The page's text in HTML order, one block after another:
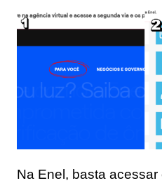
Na Enel, basta acessar